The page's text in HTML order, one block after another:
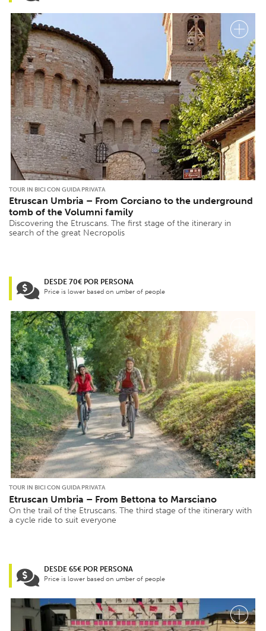
TOUR IN BICI CON GUIDA PRIVATA
Etruscan Umbria – From Corciano to the underground
tomb of the Volumni family
Discovering the Etruscans. The first stage of the itinerary in
search of the great Necropolis
DESDE 70€ POR PERSONA
Price is lower based on umber of people
TOUR IN BICI CON GUIDA PRIVATA
Etruscan Umbria – From Bettona to Marsciano
On the trail of the Etruscans. The third stage of the itinerary with
a cycle ride to suit everyone
DESDE 65€ POR PERSONA
Price is lower based on umber of people